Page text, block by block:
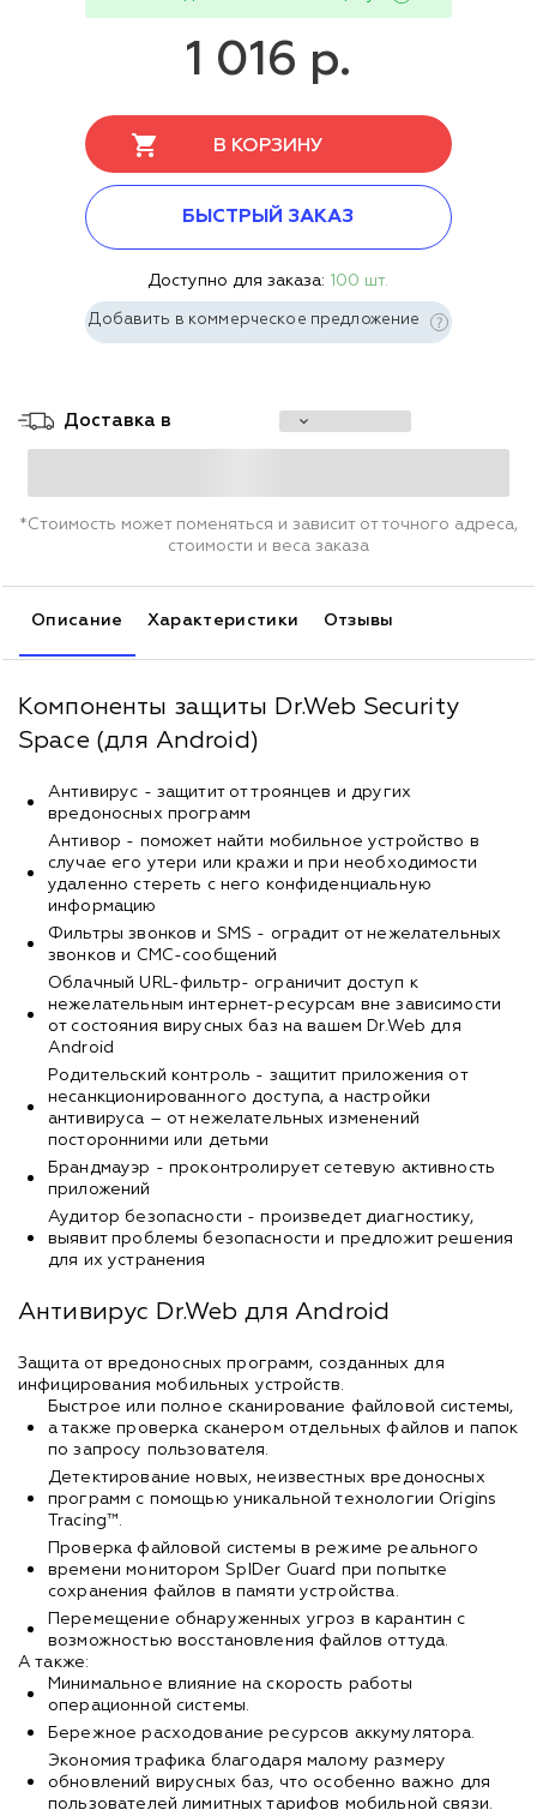
1 016 р.
В КОРЗИНУ
БЫСТРЫЙ ЗАКАЗ
Доступно для заказа: 100 шт.
Добавить в коммерческое предложение
Доставка в
*Стоимость может поменяться и зависит от точного адреса,
стоимости и веса заказа
Описание Характеристики Отзывы
Компоненты защиты Dr.Web Security
Space (для Android)
Антивирус - защитит от троянцев и других
вредоносных программ
Антивор - поможет найти мобильное устройство в
случае его утери или кражи и при необходимости
удаленно стереть с него конфиденциальную
информацию
Фильтры звонков и SMS - оградит от нежелательных
звонков и СМС-сообщений
Облачный URL-фильтр- ограничит доступ к
нежелательным интернет-ресурсам вне зависимости
от состояния вирусных баз на вашем Dr.Web для
Android
Родительский контроль - защитит приложения от
несанкционированного доступа, а настройки
антивируса – от нежелательных изменений
посторонними или детьми
Брандмауэр - проконтролирует сетевую активность
приложений
Аудитор безопасности - произведет диагностику,
выявит проблемы безопасности и предложит решения
для их устранения
Антивирус Dr.Web для Android
Защита от вредоносных программ, созданных для
инфицирования мобильных устройств.
Быстрое или полное сканирование файловой системы,
а также проверка сканером отдельных файлов и папок
по запросу пользователя.
Детектирование новых, неизвестных вредоносных
программ с помощью уникальной технологии Origins
Tracing™.
Проверка файловой системы в режиме реального
времени монитором SpIDer Guard при попытке
сохранения файлов в памяти устройства.
Перемещение обнаруженных угроз в карантин с
возможностью восстановления файлов оттуда.
А также:
Минимальное влияние на скорость работы
операционной системы.
Бережное расходование ресурсов аккумулятора.
Экономия трафика благодаря малому размеру
обновлений вирусных баз, что особенно важно для
пользователей лимитных тарифов мобильной связи.